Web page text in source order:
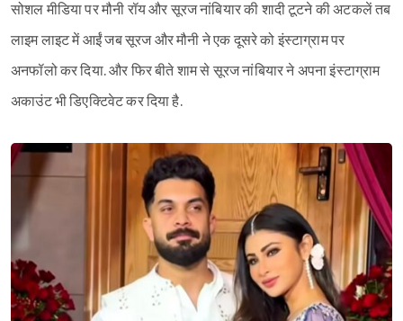
सोशल मीडिया पर मौनी रॉय और सूरज नांबियार की शादी टूटने की अटकलें तब
लाइम लाइट में आईं जब सूरज और मौनी ने एक दूसरे को इंस्टाग्राम पर
अनफॉलो कर दिया. और फिर बीते शाम से सूरज नांबियार ने अपना इंस्टाग्राम
अकाउंट भी डिएक्टिवेट कर दिया है.